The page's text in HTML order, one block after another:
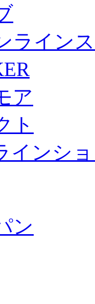
ライン
ア
ト
インシ
ン